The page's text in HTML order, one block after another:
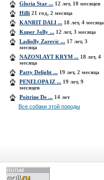
Gloria Star ... 12 лет, 10 месяцев
Hilli 21 год, 2 месяца
KANRIT DALI ... 18 лет, 4 месяца
Kuper Jolly ... 12 лет, 3 месяца
Ladiolly Zarevic ... 17 лет, 3
месяца
NAZONLAYT KRYM ... 18 лет, 4
месяца
Patty Delight ... 19 лет, 2 месяца
PENELOPA IZ ... 19 лет, 9
месяцев
Poitrine De ... 14 лет
Все собаки этой породы